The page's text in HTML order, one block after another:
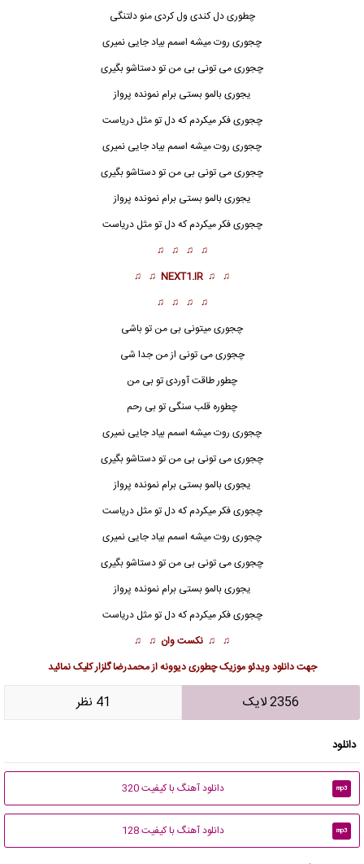
چطوری دل کندی ول کردی منو دلتنگی
چجوری روت میشه اسمم بیاد جایی نمیری
چجوری می تونی بی من تو دستاشو بگیری
یجوری بالمو بستی برام نمونده پرواز
چجوری فکر میکردم که دل تو مثل دریاست
چجوری روت میشه اسمم بیاد جایی نمیری
چجوری می تونی بی من تو دستاشو بگیری
یجوری بالمو بستی برام نمونده پرواز
چجوری فکر میکردم که دل تو مثل دریاست
♫ ♫ ♫ ♫
♫ ♫
NEXT1.IR
♫ ♫
♫ ♫ ♫ ♫
چجوری میتونی بی من تو باشی
چجوری می تونی از من جدا شی
چطور طاقت آوردی تو بی من
چطوره قلب سنگی تو بی رحم
چجوری روت میشه اسمم بیاد جایی نمیری
چجوری می تونی بی من تو دستاشو بگیری
یجوری بالمو بستی برام نمونده پرواز
چجوری فکر میکردم که دل تو مثل دریاست
چجوری روت میشه اسمم بیاد جایی نمیری
چجوری می تونی بی من تو دستاشو بگیری
یجوری بالمو بستی برام نمونده پرواز
چجوری فکر میکردم که دل تو مثل دریاست
♫ ♫ نکست وان ♫ ♫
جهتدانلود ویدئو موزیک چطوری دیوونه از محمدرضا گلزارکلیک نمائید
2356 لایک 41 نظر
دانلود
mp3 دانلود آهنگ با کیفیت 320
mp3 دانلود آهنگ با کیفیت 128